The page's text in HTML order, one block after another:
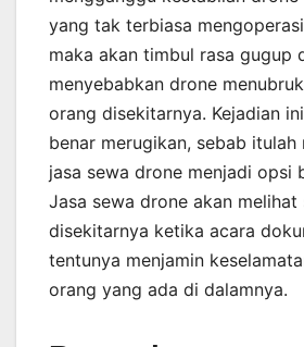
yang tak terbiasa
maka akan timbul rasa gugup
menyebabkan drone
orang disekitarnya. Kejadian
benar merugikan, sebab itulah
jasa sewa drone menjadi opsi
Jasa sewa drone akan melihat
disekitarnya ketika acara
tentunya menjamin
orang yang ada di dalamnya.